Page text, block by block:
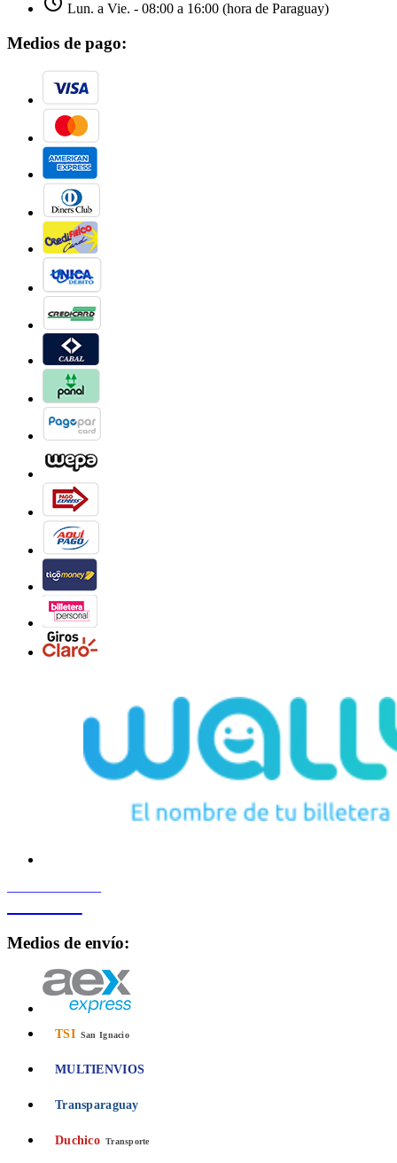
Lun. a Vie. - 08:00 a 16:00 (hora de Paraguay)
Medios de pago:
Medios de envío:
TSI San Ignacio
MULTIENVIOS
Transparaguay
Duchico Transporte